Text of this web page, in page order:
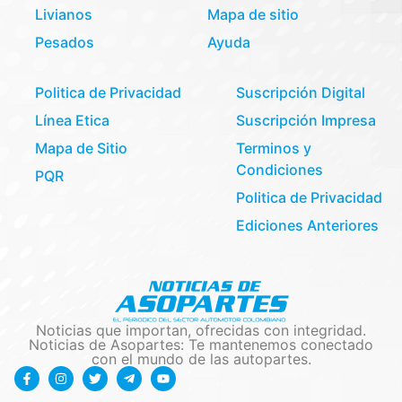
Livianos
Pesados
Mapa de sitio
Ayuda
Politica de Privacidad
Línea Etica
Mapa de Sitio
PQR
Suscripción Digital
Suscripción Impresa
Terminos y
Condiciones
Politica de Privacidad
Ediciones Anteriores
Noticias que importan, ofrecidas con integridad.
Noticias de Asopartes: Te mantenemos conectado
con el mundo de las autopartes.